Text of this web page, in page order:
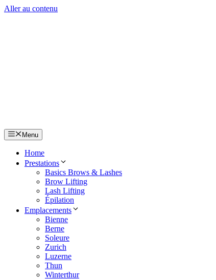
Aller au contenu
Menu
Home
Prestations
Basics Brows & Lashes
Brow Lifting
Lash Lifting
Épilation
Emplacements
Bienne
Berne
Soleure
Zurich
Luzerne
Thun
Winterthur